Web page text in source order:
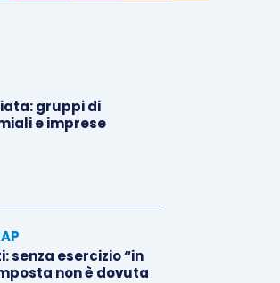
gruppi di
e imprese
senza esercizio “in
non è dovuta